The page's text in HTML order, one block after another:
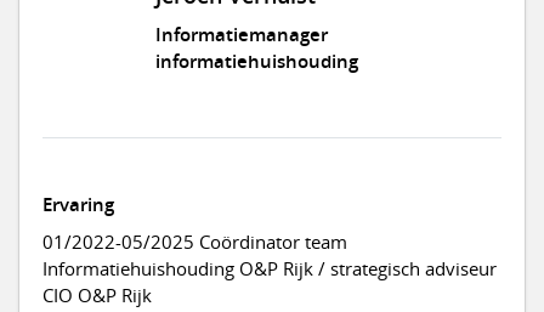
Informatiemanager
informatiehuishouding
Ervaring
01/2022-05/2025 Coördinator team
Informatiehuishouding O&P Rijk / strategisch adviseur
CIO O&P Rijk